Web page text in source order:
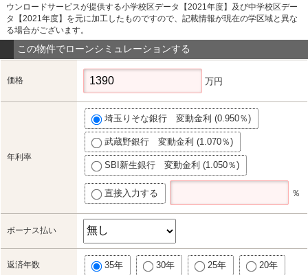
ウンロードサービスが提供する小学校区データ【2021年度】及び中学校区デー
タ【2021年度】を元に加工したものですので、記載情報が現在の学区域と異な
る場合がございます。
この物件でローンシミュレーションする
価格 万円
年利率
埼玉りそな銀行 変動金利 (0.950％)
武蔵野銀行 変動金利 (1.070％)
SBI新生銀行 変動金利 (1.050％)
直接入力する ％
ボーナス払い
返済年数 35年 30年 25年 20年